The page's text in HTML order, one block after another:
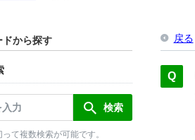
ドから探す
て複数検索が可能です。
戻る